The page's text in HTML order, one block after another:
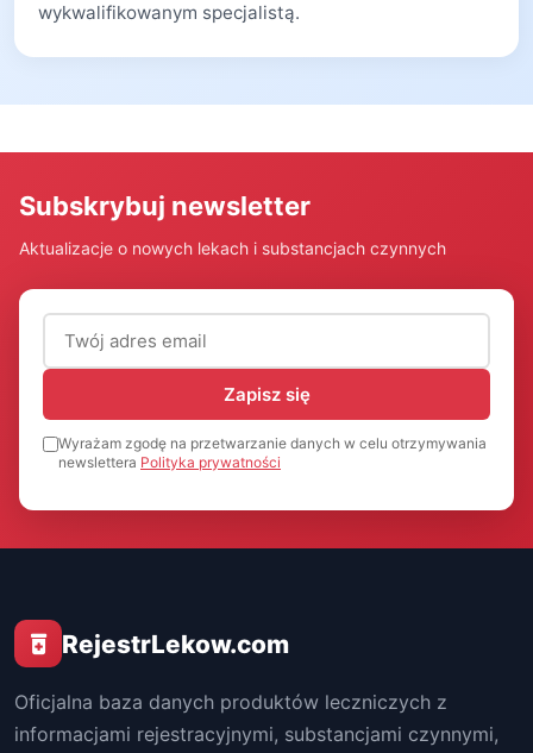
wykwalifikowanym specjalistą.
Subskrybuj newsletter
Aktualizacje o nowych lekach i substancjach czynnych
Adres email (wymagany)
Zapisz się
Wyrażam zgodę na przetwarzanie danych w celu otrzymywania
newslettera Polityka prywatności
RejestrLekow.com
Oficjalna baza danych produktów leczniczych z
informacjami rejestracyjnymi, substancjami czynnymi,